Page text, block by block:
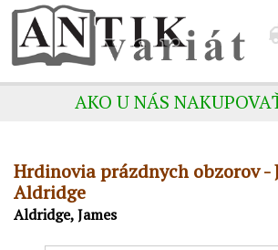
AKO U NÁS
Hrdinovia prázdnych obzorov -
Aldridge
Aldridge, James